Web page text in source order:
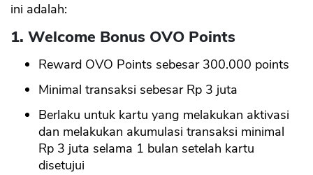
ini adalah:
1. Welcome Bonus OVO Points
Reward OVO Points sebesar 300.000 points
Minimal transaksi sebesar Rp 3 juta
Berlaku untuk kartu yang melakukan aktivasi
dan melakukan akumulasi transaksi minimal
Rp 3 juta selama 1 bulan setelah kartu
disetujui